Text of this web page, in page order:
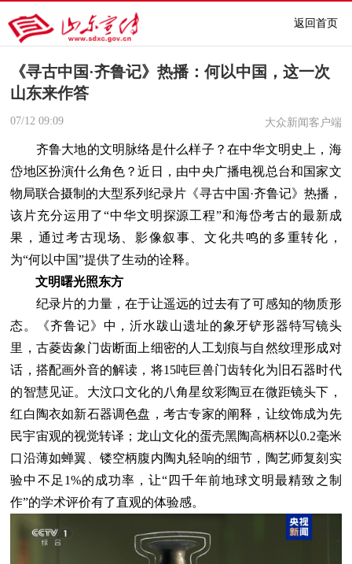
返回首页
《寻古中国·齐鲁记》热播：何以中国，这一次
山东来作答
07/12 09:09 大众新闻客户端
齐鲁大地的文明脉络是什么样子？在中华文明史上，海
岱地区扮演什么角色？近日，由中央广播电视总台和国家文
物局联合摄制的大型系列纪录片《寻古中国·齐鲁记》热播，
该片充分运用了“中华文明探源工程”和海岱考古的最新成
果，通过考古现场、影像叙事、文化共鸣的多重转化，
为“何以中国”提供了生动的诠释。
文明曙光照东方
纪录片的力量，在于让遥远的过去有了可感知的物质形
态。《齐鲁记》中，沂水跋山遗址的象牙铲形器特写镜头
里，古菱齿象门齿断面上细密的人工划痕与自然纹理形成对
话，搭配画外音的解读，将15吨巨兽门齿转化为旧石器时代
的智慧见证。大汶口文化的八角星纹彩陶豆在微距镜头下，
红白陶衣如新石器调色盘，考古专家的阐释，让纹饰成为先
民宇宙观的视觉转译；龙山文化的蛋壳黑陶高柄杯以0.2毫米
口沿薄如蝉翼、镂空柄腹内陶丸轻响的细节，陶艺师复刻实
验中不足1%的成功率，让“四千年前地球文明最精致之制
作”的学术评价有了直观的体验感。